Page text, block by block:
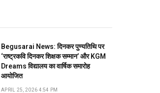
Begusarai News: दिनकर पुण्यतिथि पर
‘राष्ट्रकवि दिनकर शिक्षक सम्मान’ और KGM
Dreams विद्यालय का वार्षिक समारोह
आयोजित
APRIL 25, 2026 4:54 PM